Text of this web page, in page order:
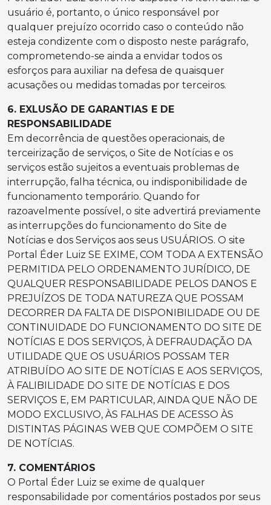
usuário é, portanto, o único responsável por
qualquer prejuízo ocorrido caso o conteúdo não
esteja condizente com o disposto neste parágrafo,
comprometendo-se ainda a envidar todos os
esforços para auxiliar na defesa de quaisquer
acusações ou medidas tomadas por terceiros.
6. EXLUSÃO DE GARANTIAS E DE
RESPONSABILIDADE
Em decorrência de questões operacionais, de
terceirização de serviços, o Site de Notícias e os
serviços estão sujeitos a eventuais problemas de
interrupção, falha técnica, ou indisponibilidade de
funcionamento temporário. Quando for
razoavelmente possível, o site advertirá previamente
as interrupções do funcionamento do Site de
Notícias e dos Serviços aos seus USUÁRIOS. O site
Portal Éder Luiz SE EXIME, COM TODA A EXTENSÃO
PERMITIDA PELO ORDENAMENTO JURÍDICO, DE
QUALQUER RESPONSABILIDADE PELOS DANOS E
PREJUÍZOS DE TODA NATUREZA QUE POSSAM
DECORRER DA FALTA DE DISPONIBILIDADE OU DE
CONTINUIDADE DO FUNCIONAMENTO DO SITE DE
NOTÍCIAS E DOS SERVIÇOS, À DEFRAUDAÇÃO DA
UTILIDADE QUE OS USUÁRIOS POSSAM TER
ATRIBUÍDO AO SITE DE NOTÍCIAS E AOS SERVIÇOS,
À FALIBILIDADE DO SITE DE NOTÍCIAS E DOS
SERVIÇOS E, EM PARTICULAR, AINDA QUE NÃO DE
MODO EXCLUSIVO, ÀS FALHAS DE ACESSO ÀS
DISTINTAS PÁGINAS WEB QUE COMPÕEM O SITE
DE NOTÍCIAS.
7. COMENTÁRIOS
O Portal Éder Luiz se exime de qualquer
responsabilidade por comentários postados por seus